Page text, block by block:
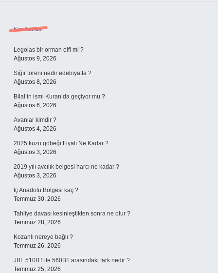
Sidebar
Son Yazılar
Legolas bir orman elfi mi ?
Ağustos 9, 2026
Sığır töreni nedir edebiyatta ?
Ağustos 8, 2026
Bilal’in ismi Kuran’da geçiyor mu ?
Ağustos 6, 2026
Avanlar kimdir ?
Ağustos 4, 2026
2025 kuzu göbeği Fiyatı Ne Kadar ?
Ağustos 3, 2026
2019 yılı avcılık belgesi harcı ne kadar ?
Ağustos 3, 2026
İç Anadolu Bölgesi kaç ?
Temmuz 30, 2026
Tahliye davası kesinleştikten sonra ne olur ?
Temmuz 28, 2026
Kozanlı nereye bağlı ?
Temmuz 26, 2026
JBL 510BT ile 560BT arasındaki fark nedir ?
Temmuz 25, 2026